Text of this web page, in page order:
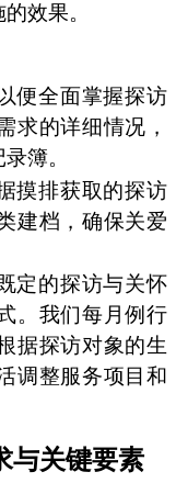
效果。
便全面掌握探访
求的详细情况，
簿。
摸排获取的探访
建档，确保关爱
定的探访与关怀
。我们每月例行
据探访对象的生
调整服务项目和
与关键要素